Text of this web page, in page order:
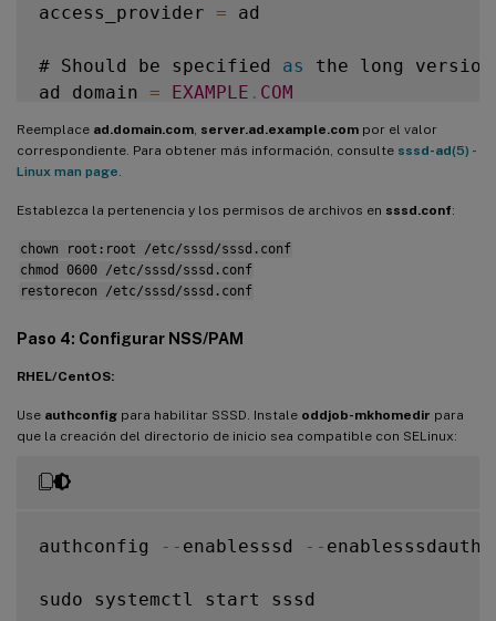
access_provider = ad
# Should be specified as
the long
ad_domain = EXAMPLE . COM
# Kerberos settings
krb5_ccachedir
# Uncomment if service discovery is not
# ad_server = server
# Comment out if the users have the
fallback_homedir
# Uncomment and adjust if the default
Reemplace ad.domain.com server.ad.example.com por el valor
correspondiente. Para obtener más información, consulte sssd-ad(5) -
Linux man page
Establezca la pertenencia y los permisos de archivos en sssd.conf:
chown root:root /etc/sssd/sssd.conf
chmod 0600 /etc/sssd/sssd.conf
restorecon /etc/sssd/sssd.conf
Paso 4: Configurar NSS/PAM
RHEL/CentOS:
Use authconfig para habilitar SSSD. Instale oddjob-mkhomedir para
que la creación del directorio de inicio sea compatible con SELinux:
authconfig -- enablesssd -- enablesssdauth
sudo systemctl start sssd